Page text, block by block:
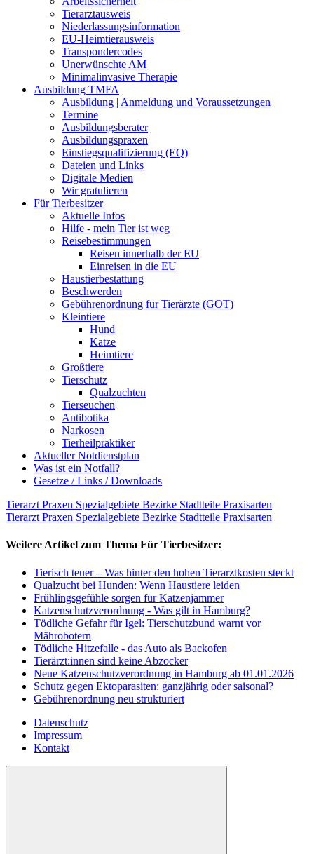
Tierarztausweis
Niederlassungsinformation
EU-Heimtierausweis
Transpondercodes
Unerwünschte AM
Minimalinvasive Therapie
Ausbildung TMFA
Ausbildung | Anmeldung und Voraussetzungen
Termine
Ausbildungsberater
Ausbildungspraxen
Einstiegsqualifizierung (EQ)
Dateien und Links
Digitale Medien
Wir gratulieren
Für Tierbesitzer
Aktuelle Infos
Hilfe - mein Tier ist weg
Reisebestimmungen
Reisen innerhalb der EU
Einreisen in die EU
Haustierbestattung
Beschwerden
Gebührenordnung für Tierärzte (GOT)
Kleintiere
Hund
Katze
Heimtiere
Großtiere
Tierschutz
Qualzuchten
Tierseuchen
Antibotika
Narkosen
Tierheilpraktiker
Aktueller Notdienstplan
Was ist ein Notfall?
Gesetze / Links / Downloads
Tierarzt Praxen Spezialgebiete Bezirke Stadtteile Praxisarten
Tierarzt Praxen Spezialgebiete Bezirke Stadtteile Praxisarten
Weitere Artikel zum Thema Für Tierbesitzer:
Tierisch teuer – Was hinter den hohen Tierarztkosten steckt
Qualzucht bei Hunden: Wenn Haustiere leiden
Frühlingsgefühle sorgen für Katzenjammer
Katzenschutzverordnung - Was gilt in Hamburg?
Tödliche Gefahr für Igel: Tierschutzbund warnt vor
Mährobotern
Tödliche Hitzefalle - das Auto als Backofen
Tierärzt:innen sind keine Abzocker
Neue Katzenschutzverordnung in Hamburg ab 01.01.2026
Schutz gegen Ektoparasiten: ganzjährig oder saisonal?
Gebührenordnung neu strukturiert
Datenschutz
Impressum
Kontakt